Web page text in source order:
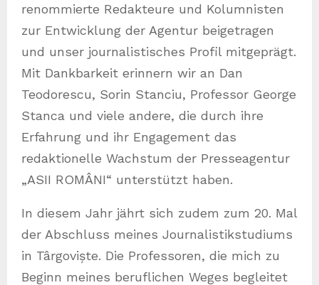
renommierte Redakteure und Kolumnisten
zur Entwicklung der Agentur beigetragen
und unser journalistisches Profil mitgeprägt.
Mit Dankbarkeit erinnern wir an Dan
Teodorescu, Sorin Stanciu, Professor George
Stanca und viele andere, die durch ihre
Erfahrung und ihr Engagement das
redaktionelle Wachstum der Presseagentur
„ASII ROMÂNI“ unterstützt haben.
In diesem Jahr jährt sich zudem zum 20. Mal
der Abschluss meines Journalistikstudiums
in Târgoviște. Die Professoren, die mich zu
Beginn meines beruflichen Weges begleitet